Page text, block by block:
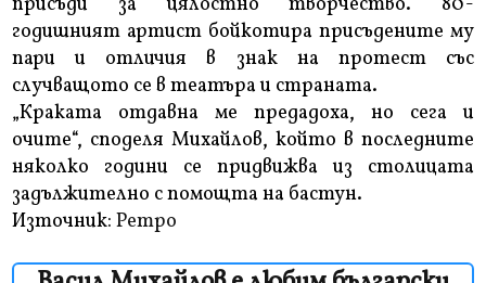
годишният артист бойкотира присъдените му
пари и отличия в знак на протест със
случващото се в театъра и страната.
„Краката отдавна ме предадоха, но сега и
очите“, споделя Михайлов, който в последните
няколко години се придвижва из столицата
задължително с помощта на бастун.
Източник: Ретро